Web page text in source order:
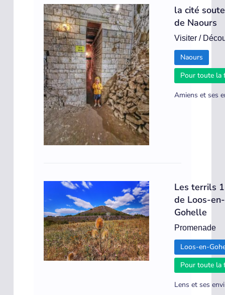
la cité
de Naours
Visiter /
Naours
Pour toute la
Amiens et ses
Les terrils
de Loos-en-
Gohelle
Promenade
Loos-en-
Pour toute la
Lens et ses